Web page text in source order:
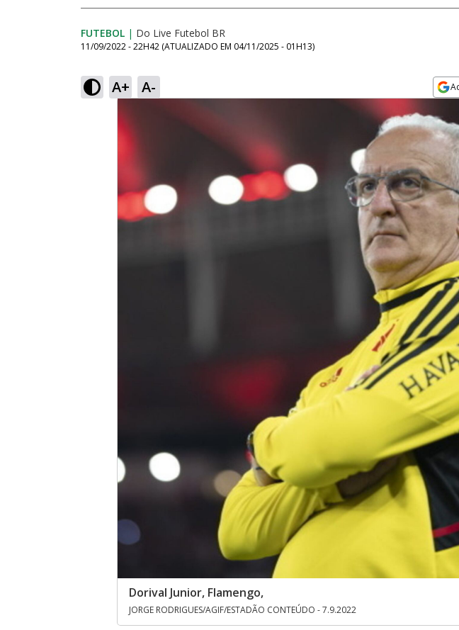
FUTEBOL | Do Live Futebol BR
11/09/2022 - 22H42 (ATUALIZADO EM 04/11/2025 - 01H13)
A+ A-
Dorival Junior, Flamengo,
JORGE RODRIGUES/AGIF/ESTADÃO CONTEÚDO - 7.9.2022